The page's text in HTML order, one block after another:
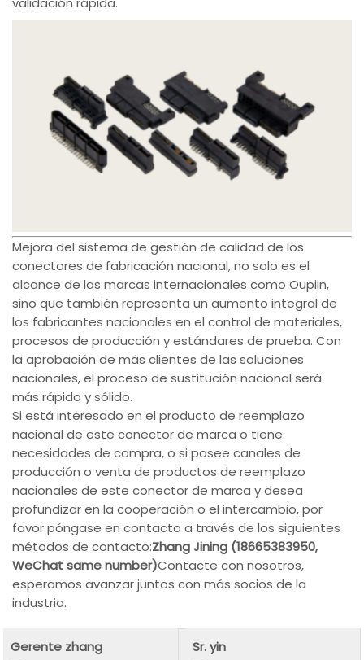
Mejora del sistema de gestión de calidad de los
conectores de fabricación nacional, no solo es el
alcance de las marcas internacionales como Oupiin,
sino que también representa un aumento integral de
los fabricantes nacionales en el control de materiales,
procesos de producción y estándares de prueba. Con
la aprobación de más clientes de las soluciones
nacionales, el proceso de sustitución nacional será
más rápido y sólido.
Si está interesado en el producto de reemplazo
nacional de este conector de marca o tiene
necesidades de compra, o si posee canales de
producción o venta de productos de reemplazo
nacionales de este conector de marca y desea
profundizar en la cooperación o el intercambio, por
favor póngase en contacto a través de los siguientes
métodos de contacto:Zhang Jining (18665383950,
WeChat same number)Contacte con nosotros,
esperamos avanzar juntos con más socios de la
industria.
Gerente zhang
Sr. yin